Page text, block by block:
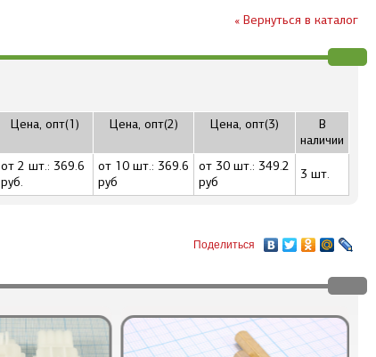
« Вернуться в каталог
Цена, опт(1) Цена, опт(2) Цена, опт(3)
В
наличии
от 2 шт.: 369.6
руб.
от 10 шт.: 369.6
руб
от 30 шт.: 349.2
руб
3 шт.
Поделиться